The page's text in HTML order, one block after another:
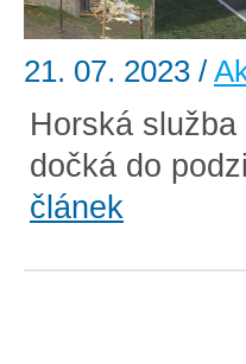
21. 07. 2023 /
Horská
dočká do
článek